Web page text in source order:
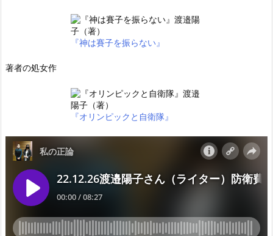
『神は賽子を振らない』
著者の処女作
『オリンピックと自衛隊』